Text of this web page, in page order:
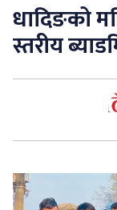
कृषि/सहकारी
साहित्य / संस्कृति
सुचनाहरु
स्वास्थ्य
धादिङको
स्तरीय